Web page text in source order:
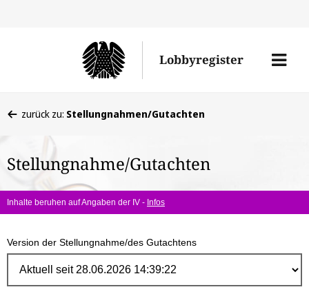
Lobbyregister
Menü
befinden
hier:
zurück zu: Stellungnahmen/Gutachten
Stellungnahme/Gutachten
Inhalte beruhen auf Angaben der IV - Infos
Version der Stellungnahme/des Gutachtens